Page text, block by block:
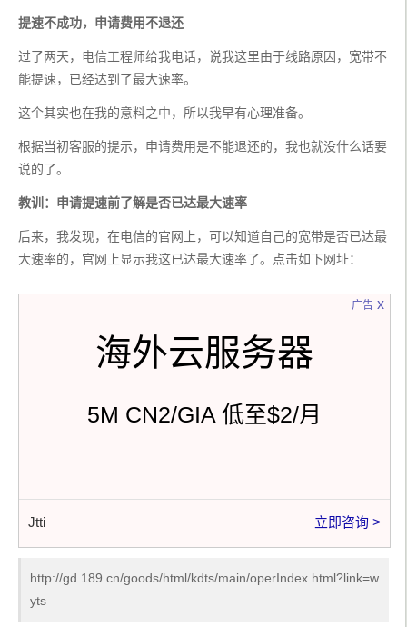
提速不成功，申请费用不退还
过了两天，电信工程师给我电话，说我这里由于线路原因，宽带不
能提速，已经达到了最大速率。
这个其实也在我的意料之中，所以我早有心理准备。
根据当初客服的提示，申请费用是不能退还的，我也就没什么话要
说的了。
教训：申请提速前了解是否已达最大速率
后来，我发现，在电信的官网上，可以知道自己的宽带是否已达最
大速率的，官网上显示我这已达最大速率了。点击如下网址：
广告
海外云服务器
5M CN2/GIA 低至$2/月
Jtti 立即咨询 >
x
http://gd.189.cn/goods/html/kdts/main/operIndex.html?link=w
yts